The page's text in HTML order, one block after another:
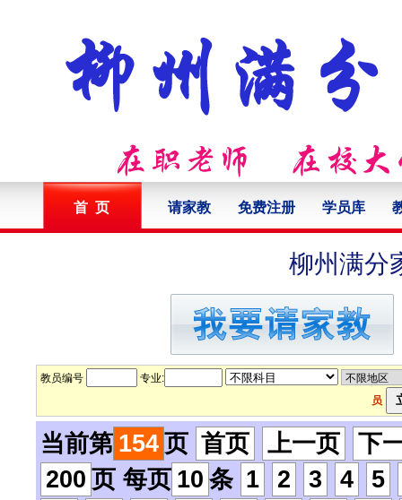
首 页 请家教 免费注册 学员库
柳州满分
教员编号
专业:
员
当前第 154 页 首页 上一页
下
200 页 每页 10 条 1 2 3 4
5